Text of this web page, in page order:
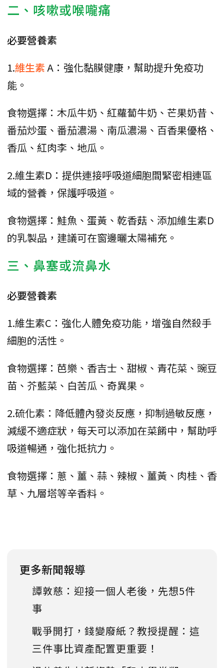
二、咳嗽或喉嚨痛
必要營養素
1.維生素A：強化黏膜健康，幫助提升免疫功
能。
食物選擇：木瓜牛奶、紅蘿蔔牛奶、芒果奶昔、
番茄炒蛋、番茄濃湯、南瓜濃湯、百香果優格、
香瓜、紅肉李、地瓜。
2.維生素D：提供連接呼吸道細胞間緊密相連區
域的營養，保護呼吸道。
食物選擇：鮭魚、蛋黃、乾香菇、添加維生素D
的乳製品，建議可在窗邊曬太陽補充。
三、鼻塞或流鼻水
必要營養素
1.維生素C：強化人體免疫功能，增強自然殺手
細胞的活性。
食物選擇：芭樂、香吉士、甜椒、青花菜、豌豆
苗、芥藍菜、白苦瓜、奇異果。
2.硫化素：降低體內發炎反應，抑制過敏反應，
減緩不適症狀，每天可以添加在菜餚中，幫助呼
吸道暢通，強化抵抗力。
食物選擇：蔥、薑、蒜、辣椒、薑黃、肉桂、香
草、九層塔等辛香料。
更多新聞報導
譚敦慈：迎接一個人老後，先想5件
事
戰爭開打，錢變廢紙？教授提醒：這
三件事比資產配置更重要！